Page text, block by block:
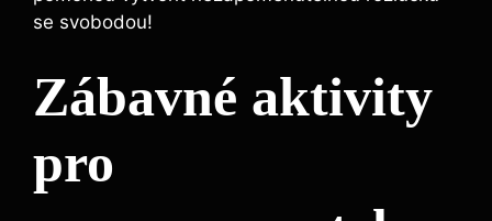
se svobodou!
Zábavné aktivity
pro